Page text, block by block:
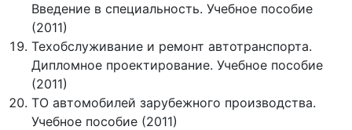
Введение в специальность. Учебное пособие
(2011)
Техобслуживание и ремонт автотранспорта.
Дипломное проектирование. Учебное пособие
(2011)
ТО автомобилей зарубежного производства.
Учебное пособие (2011)